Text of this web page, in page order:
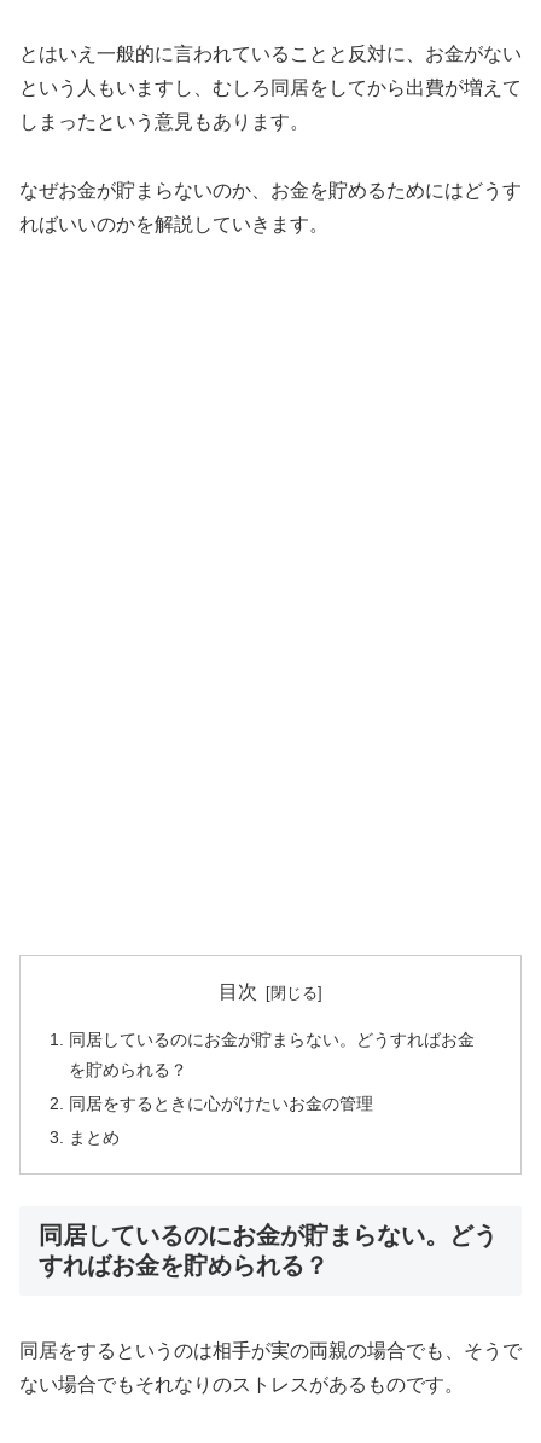
とはいえ一般的に言われていることと反対に、お金がない
という人もいますし、むしろ同居をしてから出費が増えて
しまったという意見もあります。
なぜお金が貯まらないのか、お金を貯めるためにはどうす
ればいいのかを解説していきます。
目次
同居しているのにお金が貯まらない。どうすればお金
を貯められる？
同居をするときに心がけたいお金の管理
まとめ
同居しているのにお金が貯まらない。どう
すればお金を貯められる？
同居をするというのは相手が実の両親の場合でも、そうで
ない場合でもそれなりのストレスがあるものです。